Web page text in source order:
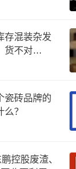
存混装杂发
货不对
瓷砖品牌的
？
控股废渣、